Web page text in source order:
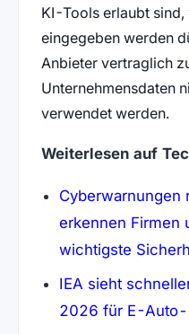
KI-Tools erlaubt
eingegeben werden
Anbieter vertraglich
Unternehmensdaten
verwendet werden.
Weiterlesen auf
Cyberwarnungen
erkennen Firmen
wichtigste
IEA sieht
2026 für E-Auto-